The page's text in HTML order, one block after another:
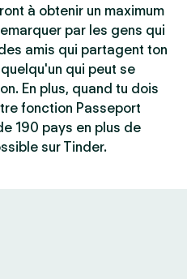
à obtenir un maximum
par les gens qui
amis qui partagent ton
qui peut se
En plus, quand tu dois
fonction Passeport
190 pays en plus de
sur Tinder.